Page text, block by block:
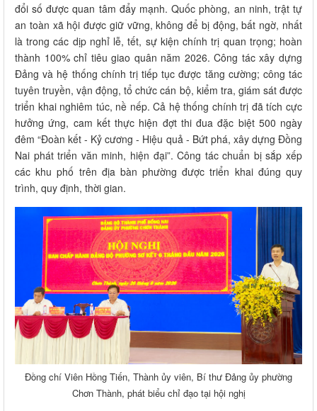
đổi số được quan tâm đẩy mạnh. Quốc phòng, an ninh, trật tự
an toàn xã hội được giữ vững, không để bị động, bất ngờ, nhất
là trong các dịp nghỉ lễ, tết, sự kiện chính trị quan trọng; hoàn
thành 100% chỉ tiêu giao quân năm 2026. Công tác xây dựng
Đảng và hệ thống chính trị tiếp tục được tăng cường; công tác
tuyên truyền, vận động, tổ chức cán bộ, kiểm tra, giám sát được
triển khai nghiêm túc, nề nếp. Cả hệ thống chính trị đã tích cực
hưởng ứng, cam kết thực hiện đợt thi đua đặc biệt 500 ngày
đêm “Đoàn kết - Kỷ cương - Hiệu quả - Bứt phá, xây dựng Đồng
Nai phát triển văn minh, hiện đại”. Công tác chuẩn bị sắp xếp
các khu phố trên địa bàn phường được triển khai đúng quy
trình, quy định, thời gian.
Đồng chí Viên Hồng Tiến, Thành ủy viên, Bí thư Đảng ủy phường
Chơn Thành, phát biểu chỉ đạo tại hội nghị